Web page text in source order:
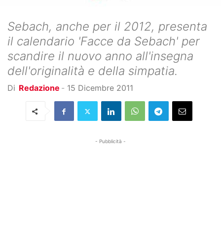
Sebach, anche per il 2012, presenta
il calendario 'Facce da Sebach' per
scandire il nuovo anno all'insegna
dell'originalità e della simpatia.
Di Redazione - 15 Dicembre 2011
- Pubblicità -